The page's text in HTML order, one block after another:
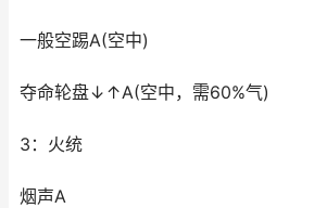
一般空踢A(空中)
夺命轮盘↓↑A(空中，需60%气)
3：火统
烟声A